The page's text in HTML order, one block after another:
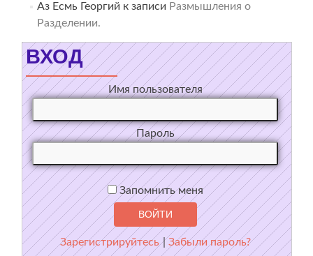
Аз Есмь Георгий к записи Размышления о
Разделении.
ВХОД
Имя пользователя
Пароль
Запомнить меня
Зарегистрируйтесь |Забыли пароль?